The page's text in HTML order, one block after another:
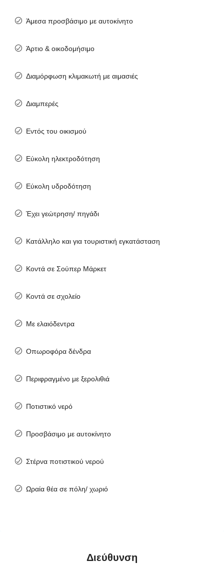
Άμεσα προσβάσιμο με αυτοκίνητο
Άρτιο & οικοδομήσιμο
Διαμόρφωση κλιμακωτή με αιμασιές
Διαμπερές
Εντός του οικισμού
Εύκολη ηλεκτροδότηση
Εύκολη υδροδότηση
Έχει γεώτρηση/ πηγάδι
Κατάλληλο και για τουριστική εγκατάσταση
Κοντά σε Σούπερ Μάρκετ
Κοντά σε σχολείο
Με ελαιόδεντρα
Οπωροφόρα δένδρα
Περιφραγμένο με ξερολιθιά
Ποτιστικό νερό
Προσβάσιμο με αυτοκίνητο
Στέρνα ποτιστικού νερού
Ωραία θέα σε πόλη/ χωριό
Διεύθυνση